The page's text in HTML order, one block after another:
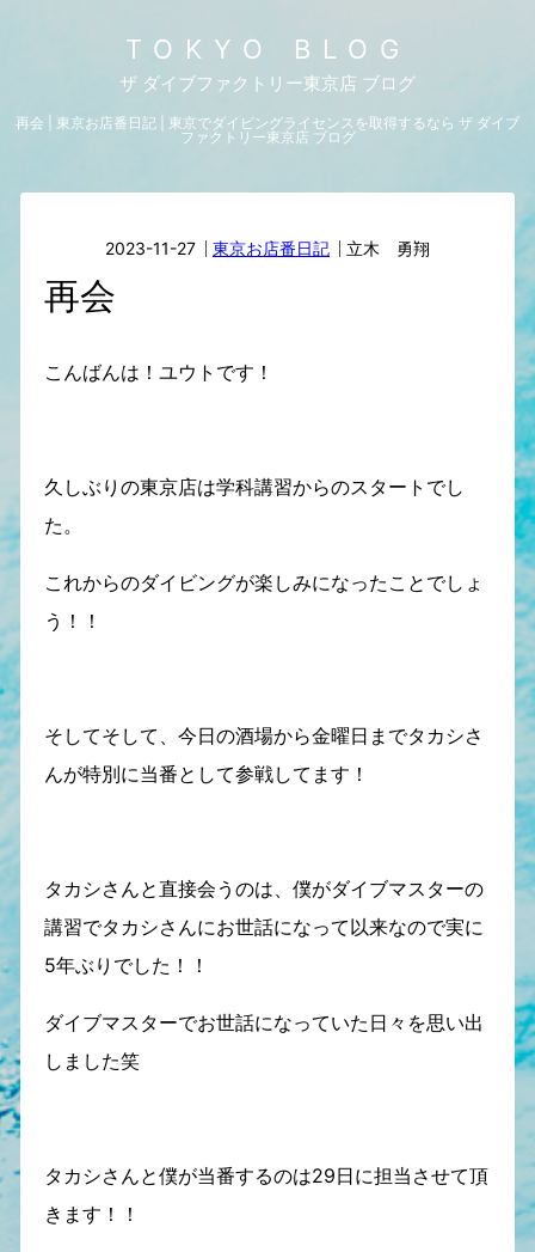
TOKYO BLOG
ザ ダイブファクトリー東京店 ブログ
再会 | 東京お店番日記 | 東京でダイビングライセンスを取得するなら ザ ダイブ
ファクトリー東京店 ブログ
2023-11-27 東京お店番日記 立木 勇翔
再会
こんばんは！ユウトです！
久しぶりの東京店は学科講習からのスタートでし
た。
これからのダイビングが楽しみになったことでしょ
う！！
そしてそして、今日の酒場から金曜日までタカシさ
んが特別に当番として参戦してます！
タカシさんと直接会うのは、僕がダイブマスターの
講習でタカシさんにお世話になって以来なので実に
5年ぶりでした！！
ダイブマスターでお世話になっていた日々を思い出
しました笑
タカシさんと僕が当番するのは29日に担当させて頂
きます！！